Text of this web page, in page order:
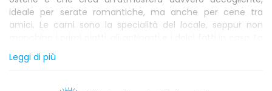
ideale per serate romantiche, ma anche per cene tra
amici. Le carni sono la specialità del locale, seppur non
scelta dei vini e ampia, innovativa e ricopre tutto il Bel
Paese. Vengono inoltre presentati, ogni settimana, dei piatti
Leggi di più